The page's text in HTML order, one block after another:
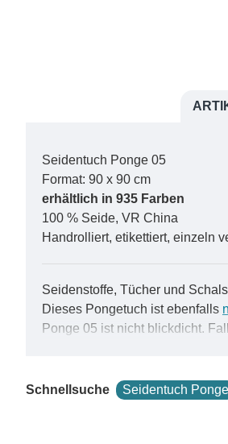
Seidentuch Ponge 05
Format: 90 x 90 cm
erhältlich in 935 Farben
100 % Seide, VR China
Handrolliert, etikettiert, einzeln
Seidenstoffe, Tücher und
Dieses Pongetuch ist ebenfalls
Ponge 05 ist nicht blickdicht.
einer praktischen Wahl für
Schnellsuche Seidentuch Ponge